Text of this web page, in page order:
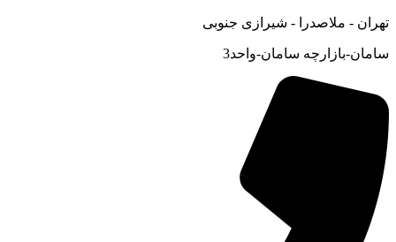
تهران - ملاصدرا - شیرازی جنوبی
سامان-بازارچه سامان-واحد3